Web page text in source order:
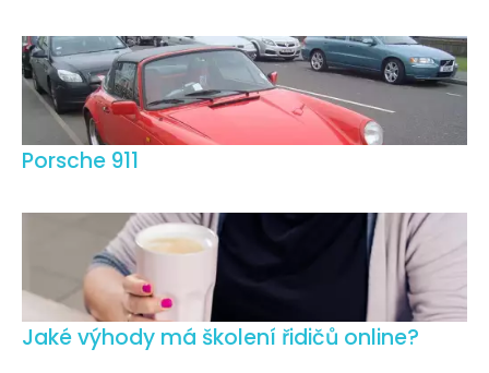
Porsche 911
Jaké výhody má školení řidičů online?